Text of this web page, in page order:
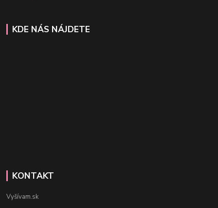
KDE NÁS NÁJDETE
KONTAKT
Vyšívam.sk